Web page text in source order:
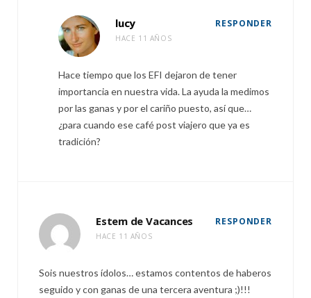
lucy
HACE 11 AÑOS
RESPONDER
Hace tiempo que los EFI dejaron de tener
importancia en nuestra vida. La ayuda la medimos
por las ganas y por el cariño puesto, así que…
¿para cuando ese café post viajero que ya es
tradición?
Estem de Vacances
HACE 11 AÑOS
RESPONDER
Sois nuestros ídolos… estamos contentos de haberos
seguido y con ganas de una tercera aventura ;)!!!